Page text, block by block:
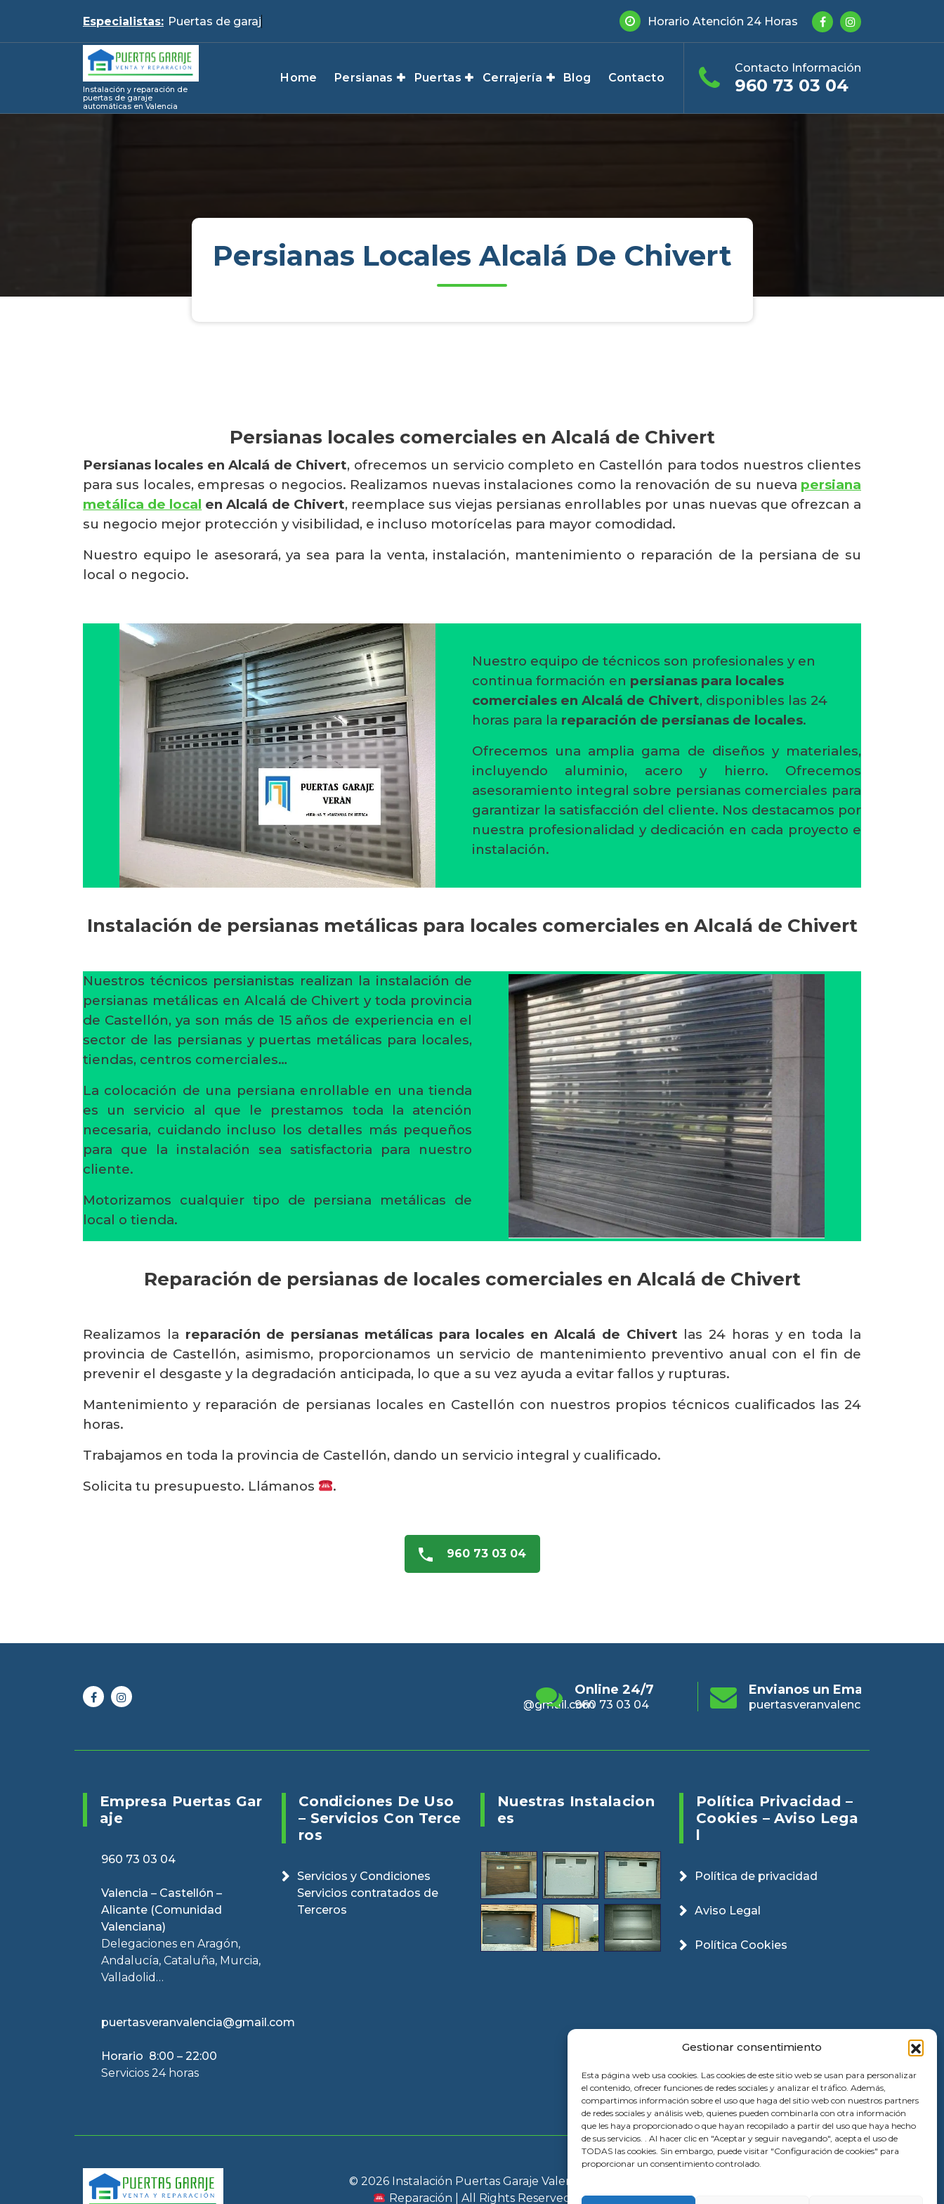
Gestionar consentimiento
Esta página web usa cookies. Las cookies de este sitio web se usan para personalizar
el contenido, ofrecer funciones de redes sociales y analizar el tráfico. Además,
compartimos información sobre el uso que haga del sitio web con nuestros partners
de redes sociales y análisis web, quienes pueden combinarla con otra información
que les haya proporcionado o que hayan recopilado a partir del uso que haya hecho
de sus servicios. . Al hacer clic en "Aceptar y seguir navegando", acepta el uso de
TODAS las cookies. Sin embargo, puede visitar "Configuración de cookies" para
proporcionar un consentimiento controlado.
content
Especialistas: Puert Horario Atención 24 Horas
Instalación y reparación de
puertas de garaje
automáticas en Valencia
Home Persianas Puertas Cerrajería Blog Contacto
Contacto Información
960 73 03 04
Persianas Locales Alcalá De Chivert
Persianas locales comerciales en Alcalá de Chivert
Persianas locales en Alcalá de Chivert, ofrecemos un servicio completo en Castellón para todos nuestros clientes
para sus locales, empresas o negocios. Realizamos nuevas instalaciones como la renovación de su nueva persiana
metálica de local en Alcalá de Chivert, reemplace sus viejas persianas enrollables por unas nuevas que ofrezcan a
su negocio mejor protección y visibilidad, e incluso motorícelas para mayor comodidad.
Nuestro equipo le asesorará, ya sea para la venta, instalación, mantenimiento o reparación de la persiana de su
local o negocio.
Nuestro equipo de técnicos son profesionales y en
continua formación en persianas para locales
comerciales en Alcalá de Chivert, disponibles las 24
horas para la reparación de persianas de locales.
Ofrecemos una amplia gama de diseños y materiales,
incluyendo aluminio, acero y hierro. Ofrecemos
asesoramiento integral sobre persianas comerciales para
garantizar la satisfacción del cliente. Nos destacamos por
nuestra profesionalidad y dedicación en cada proyecto e
instalación.
Instalación de persianas metálicas para locales comerciales en Alcalá de Chivert
Nuestros técnicos persianistas realizan la instalación de
persianas metálicas en Alcalá de Chivert y toda provincia
de Castellón, ya son más de 15 años de experiencia en el
sector de las persianas y puertas metálicas para locales,
tiendas, centros comerciales…
La colocación de una persiana enrollable en una tienda
es un servicio al que le prestamos toda la atención
necesaria, cuidando incluso los detalles más pequeños
para que la instalación sea satisfactoria para nuestro
cliente.
Motorizamos cualquier tipo de persiana metálicas de
local o tienda.
Reparación de persianas de locales comerciales en Alcalá de Chivert
Realizamos la reparación de persianas metálicas para locales en Alcalá de Chivert las 24 horas y en toda la
provincia de Castellón, asimismo, proporcionamos un servicio de mantenimiento preventivo anual con el fin de
prevenir el desgaste y la degradación anticipada, lo que a su vez ayuda a evitar fallos y rupturas.
Mantenimiento y reparación de persianas locales en Castellón con nuestros propios técnicos cualificados las 24
horas.
Trabajamos en toda la provincia de Castellón, dando un servicio integral y cualificado.
Solicita tu presupuesto. Llámanos
.
960 73 03 04
Online 24/7
960 73 03 04
Envianos un Email
puertasveranvalencia@gmail.com
Online 24/7
960 73 03 04
Empresa Puertas Gar
Aje
960 73 03 04
Valencia – Castellón –
Alicante (Comunidad
Valenciana)
Delegaciones en Aragón,
Andalucía, Cataluña, Murcia,
Valladolid…
puertasveranvalencia@gmail.com
Horario 8:00 – 22:00
Servicios 24 horas
Condiciones De Uso
– Servicios Con Terce
Ros
Servicios y Condiciones
Servicios contratados de
Terceros
Nuestras Instalacion
Es
Política Privacidad –
Cookies – Aviso Lega
L
Política de privacidad
Aviso Legal
Política Cookies
© 2026 Instalación Puertas Garaje Valencia |
Reparación | All Rights Reserved